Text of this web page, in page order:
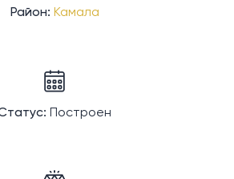
Район: Камала
Построен